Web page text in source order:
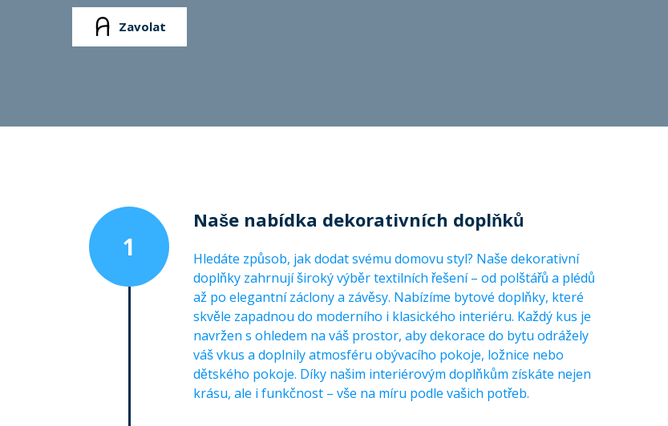
Zavolat
1
Naše nabídka dekorativních doplňků
Hledáte způsob, jak dodat svému domovu styl? Naše dekorativní
doplňky zahrnují široký výběr textilních řešení – od polštářů a plédů
až po elegantní záclony a závěsy. Nabízíme bytové doplňky, které
skvěle zapadnou do moderního i klasického interiéru. Každý kus je
navržen s ohledem na váš prostor, aby dekorace do bytu odrážely
váš vkus a doplnily atmosféru obývacího pokoje, ložnice nebo
dětského pokoje. Díky našim interiérovým doplňkům získáte nejen
krásu, ale i funkčnost – vše na míru podle vašich potřeb.